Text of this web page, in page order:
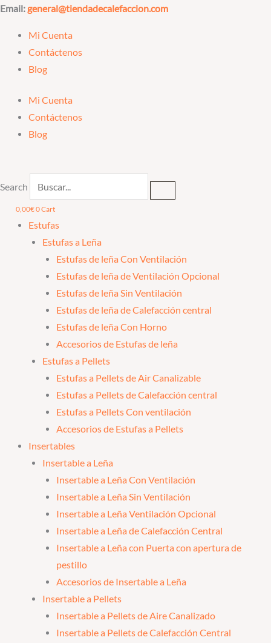
Ir
contenido
Email:general@tiendadecalefaccion.com
Mi Cuenta
Contáctenos
Blog
Mi Cuenta
Contáctenos
Blog
Search
0,00€0Cart
Estufas
Estufas a Leña
Estufas de leña Con Ventilación
Estufas de leña de Ventilación Opcional
Estufas de leña Sin Ventilación
Estufas de leña de Calefacción central
Estufas de leña Con Horno
Accesorios de Estufas de leña
Estufas a Pellets
Estufas a Pellets de Air Canalizable
Estufas a Pellets de Calefacción central
Estufas a Pellets Con ventilación
Accesorios de Estufas a Pellets
Insertables
Insertable a Leña
Insertable a Leña Con Ventilación
Insertable a Leña Sin Ventilación
Insertable a Leña Ventilación Opcional
Insertable a Leña de Calefacción Central
Insertable a Leña con Puerta con apertura de
pestillo
Accesorios de Insertable a Leña
Insertable a Pellets
Insertable a Pellets de Aire Canalizado
Insertable a Pellets de Calefacción Central